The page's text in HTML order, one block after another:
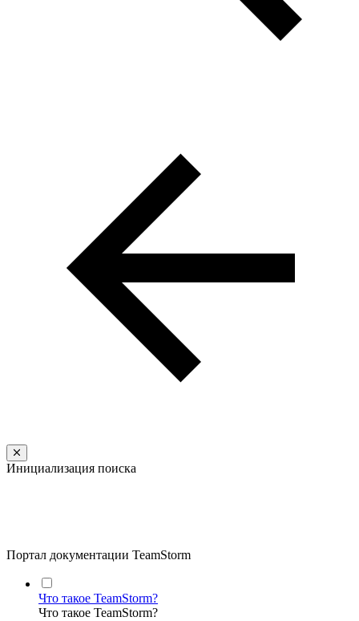
Инициализация поиска
Портал документации TeamStorm
Что такое TeamStorm?
Что такое TeamStorm?